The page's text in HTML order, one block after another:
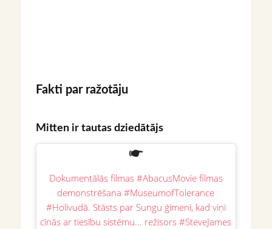
Fakti par ražotāju
Mitten ir tautas dziedātājs
Dokumentālās filmas #AbacusMovie filmas
demonstrēšana #MuseumofTolerance
#Holivudā. Stāsts par Sungu ģimeni, kad viņi
cīnās ar tiesību sistēmu... režisors #SteveJames